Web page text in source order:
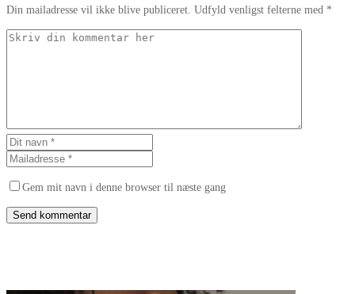
Din mailadresse vil ikke blive publiceret. Udfyld venligst felterne med *
Gem mit navn i denne browser til næste gang